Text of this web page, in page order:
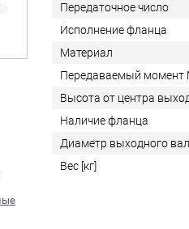
Передаточное число
Исполнение фланца
Материал
Передаваемый момент
Высота от центра
Наличие фланца
Диаметр выходного
Вес [кг]